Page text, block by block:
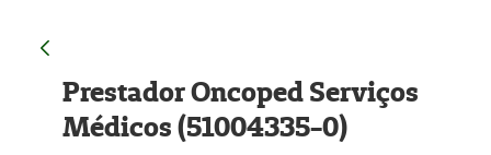
Prestador Oncoped Serviços
Médicos (51004335-0)